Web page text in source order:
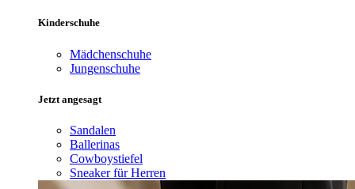
Kinderschuhe
Mädchenschuhe
Jungenschuhe
Jetzt angesagt
Sandalen
Ballerinas
Cowboystiefel
Sneaker für Herren